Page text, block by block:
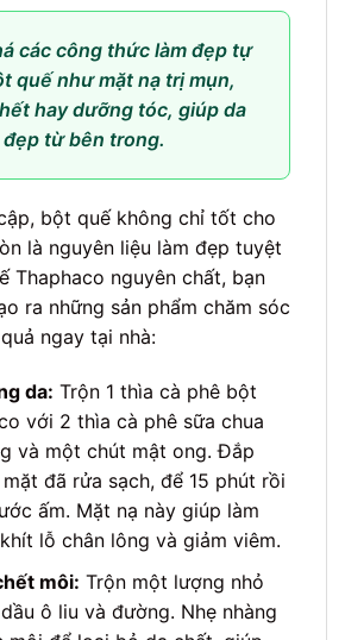
các công thức làm đẹp tự
quế như mặt nạ trị mụn,
hay dưỡng tóc, giúp da
từ bên trong.
bột quế không chỉ tốt cho
là nguyên liệu làm đẹp tuyệt
Thaphaco nguyên chất, bạn
ra những sản phẩm chăm sóc
ngay tại nhà:
da: Trộn 1 thìa cà phê bột
với 2 thìa cà phê sữa chua
và một chút mật ong. Đắp
đã rửa sạch, để 15 phút rồi
ấm. Mặt nạ này giúp làm
lỗ chân lông và giảm viêm.
môi: Trộn một lượng nhỏ
ô liu và đường. Nhẹ nhàng